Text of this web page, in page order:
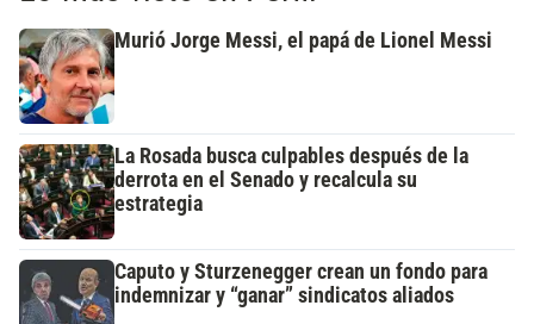
Murió Jorge Messi, el papá de Lionel Messi
La Rosada busca culpables después de la
derrota en el Senado y recalcula su
estrategia
Caputo y Sturzenegger crean un fondo para
indemnizar y “ganar” sindicatos aliados